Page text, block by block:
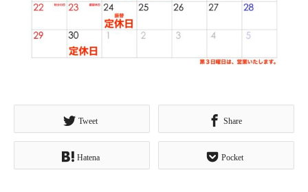
Tweet Share
Hatena Pocket